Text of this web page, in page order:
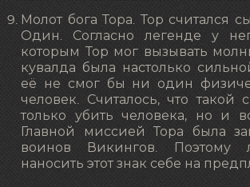
Молот бога Тора. Тор считался
Один. Согласно легенде у
которым Тор мог вызывать
кувалда была настолько
её не смог бы ни один
человек. Считалось, что такой
только убить человека, но и
Главной миссией Тора была
воинов Викингов. Поэтому
наносить этот знак себе на